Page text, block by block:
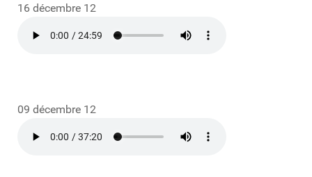
16 décembre 12
09 décembre 12